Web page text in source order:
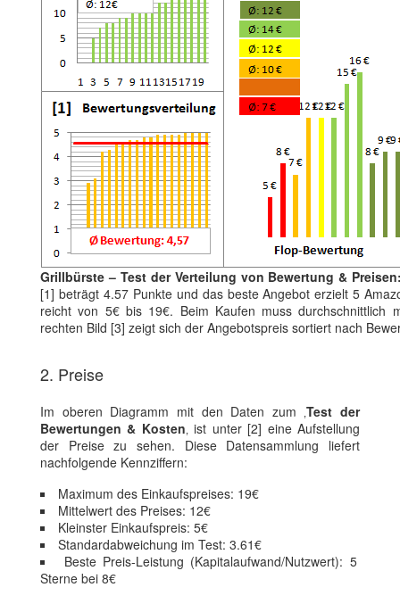
Grillbürste – Test der Verteilung von Bewertung &
[1] beträgt 4.57 Punkte und das beste Angebot erzielt 5
reicht von 5€ bis 19€. Beim Kaufen muss durchschnittlich
rechten Bild [3] zeigt sich der Angebotspreis sortiert nach
2. Preise
Im oberen Diagramm mit den Daten zum ‚Test der
Bewertungen & Kosten‚ ist unter [2] eine Aufstellung
der Preise zu sehen. Diese Datensammlung liefert
nachfolgende Kennziffern:
Maximum des Einkaufspreises: 19€
Mittelwert des Preises: 12€
Kleinster Einkaufspreis: 5€
Standardabweichung im Test: 3.61€
Beste Preis-Leistung (Kapitalaufwand/Nutzwert): 5
Sterne bei 8€